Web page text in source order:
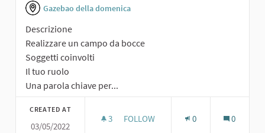
Gazebao della domenica
Descrizione
Realizzare un campo da bocce
Soggetti coinvolti
Il tuo ruolo
Una parola chiave per...
CREATED AT
03/05/2022
3 3 FOLLOWERS
FOLLOW 0 0